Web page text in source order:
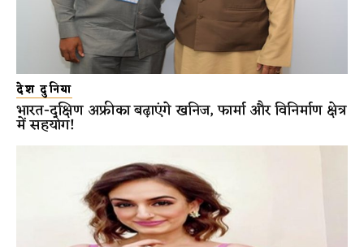
देश दुनिया
भारत-दक्षिण अफ्रीका बढ़ाएंगे खनिज, फार्मा और विनिर्माण क्षेत्र
में सहयोग!